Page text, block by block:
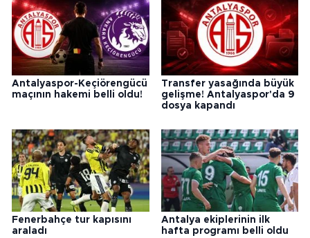
Antalyaspor-Keçiörengücü
maçının hakemi belli oldu!
Transfer yasağında büyük
gelişme! Antalyaspor'da 9
dosya kapandı
Fenerbahçe tur kapısını
araladı
Antalya ekiplerinin ilk
hafta programı belli oldu